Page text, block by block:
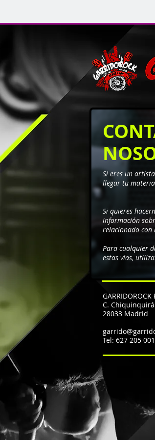
GARRIDOROCK
C.
28033 Madrid
Tel: 627 205 001
Si eres un
llegar tu
Si quieres
información
relacionado con
Para cualquier
estas vías,